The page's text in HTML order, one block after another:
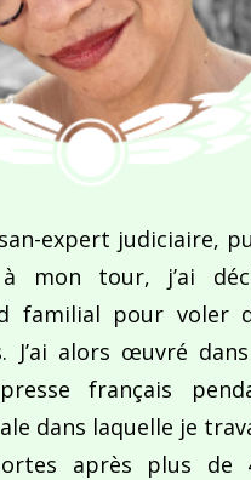
expert judiciaire,
à mon tour, j’ai
familial pour voler
J’ai alors œuvré
français
dans laquelle je
après plus de